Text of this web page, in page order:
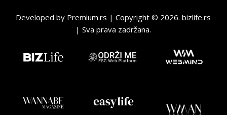
Developed by Premium.rs | Copyright © 2026.bizlife.rs
| Sva prava zadržana.